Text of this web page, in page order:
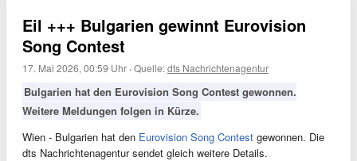
Eil +++ Bulgarien gewinnt Eurovision
Song Contest
17. Mai 2026, 00:59 Uhr ·Quelle:dts Nachrichtenagentur
Bulgarien hat den Eurovision Song Contest gewonnen.
Weitere Meldungen folgen in Kürze.
Wien - Bulgarien hat den Eurovision Song Contest gewonnen. Die
dts Nachrichtenagentur sendet gleich weitere Details.